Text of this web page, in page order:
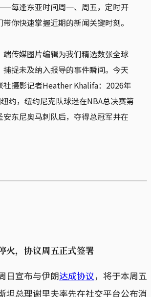
每逢东亚时间周一、周五，定时开
你快速掌握近期的新闻关键时刻。
端传媒图片编辑为我们精选数张全球
捕捉未及纳入报导的事件瞬间。今天
社摄影记者Heather Khalifa：2026年
约，纽约尼克队球迷在NBA总决赛第
安东尼奥马刺队后，夺得总冠军并在
火，协议周五正式签署
日宣布与伊朗达成协议，将于本周五
坦总理谢里夫率先在社交平台公布消